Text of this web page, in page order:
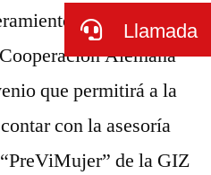
femenino,
Alemana
que permitirá a la
con la asesoría
de la GIZ
Llamada